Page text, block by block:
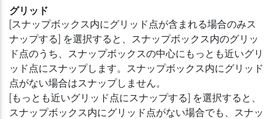
グリッド
[スナップボックス内にグリッド点が含まれる場合のみス
ナップする] を選択すると、スナップボックス内のグリッ
ド点のうち、スナップボックスの中心にもっとも近いグリ
ッド点にスナップします。スナップボックス内にグリッド
点がない場合はスナップしません。
[もっとも近いグリッド点にスナップする] を選択すると、
スナップボックス内にグリッド点がない場合でも、スナッ